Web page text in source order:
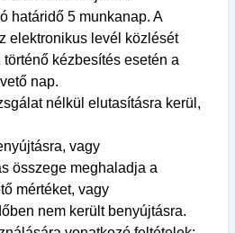
határidő 5 munkanap. A
elektronikus levél közlését
kézbesítés esetén a
nap.
nélkül elutasításra kerül,
vagy
összege meghaladja a
mértéket, vagy
nem került benyújtásra.